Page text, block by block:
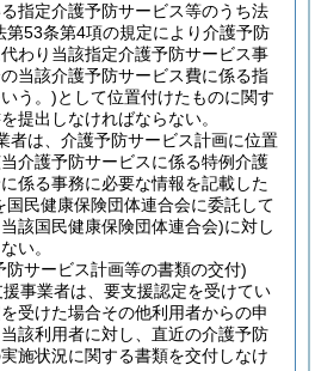
指定介護予防サービス等のうち法
第53条第4項の規定により介護予防
わり当該指定介護予防サービス事
当該介護予防サービス費に係る指
う。)として位置付けたものに関す
提出しなければならない。
者は、介護予防サービス計画に位置
介護予防サービスに係る特例介護
係る事務に必要な情報を記載した
国民健康保険団体連合会に委託して
該国民健康保険団体連合会)に対し
い。
サービス計画等の書類の交付)
事業者は、要支援認定を受けてい
受けた場合その他利用者からの申
該利用者に対し、直近の介護予防
施状況に関する書類を交付しなけ